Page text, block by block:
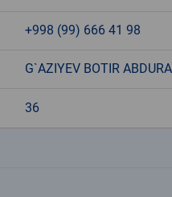
+998 (99) 666 41 98
G`AZIYEV BOTIR
36